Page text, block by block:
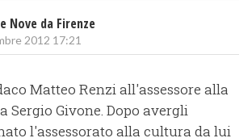
Nove da Firenze
2012 17:21
Matteo Renzi all'assessore alla
Sergio Givone. Dopo avergli
l'assessorato alla cultura da lui